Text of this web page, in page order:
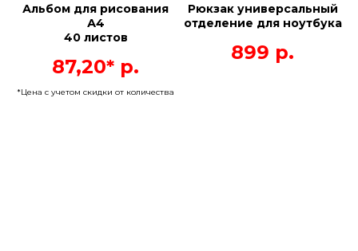
Альбом для рисования
А4
40 листов
87,20* р.
*Цена с учетом скидки от количества
Рюкзак универсальный
отделение для ноутбука
899 р.